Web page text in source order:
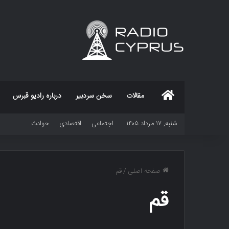
مقالات سخن سردبیر درباره رادیو قبرس
شنبه, ۱۷ مرداد ۱۴۰۵ اجتماعی اقتصادی حوادث
صفحه اصلی /قم
قم